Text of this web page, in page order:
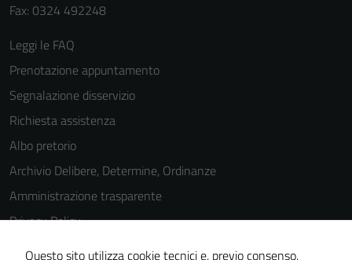
Fax: 0324 492248
Leggi le FAQ
Prenotazione appuntamento
Segnalazione disservizio
Richiesta assistenza
Albo pretorio
Archivio Delibere, Determine, Ordinanze
Amministrazione trasparente
Privacy Policy
Cookie Policy
Questo sito utilizza cookie tecnici e, previo consenso,
essere
Questi cookie
informazioni